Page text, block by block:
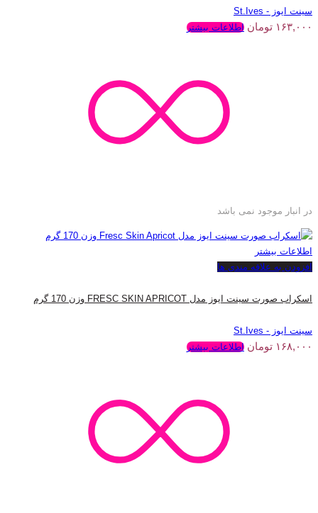
سینت ایوز - St.Ives
۱۶۳,۰۰۰ تومان اطلاعات بیشتر
در انبار موجود نمی باشد
اطلاعات بیشتر
افزودن به علاقه مندی ها
اسکراب صورت سینت ایوز مدل FRESC SKIN APRICOT وزن 170 گرم
سینت ایوز - St.Ives
۱۶۸,۰۰۰ تومان اطلاعات بیشتر